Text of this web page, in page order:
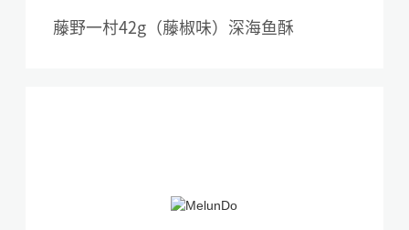
藤野一村42g（藤椒味）深海鱼酥